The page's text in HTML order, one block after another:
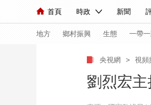
首頁 時政 新聞
人民領袖習近平 聯播+ 中國領
直播 片庫 欄目大全 節目單
海外頻道 iPanda English
地方 鄉村振興 生態 一帶
央視網 > 視頻
劉烈宏